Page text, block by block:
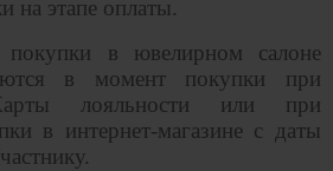
на этапе оплаты.
в ювелирном салоне
в момент покупки при
лояльности или при
в интернет-магазине с даты